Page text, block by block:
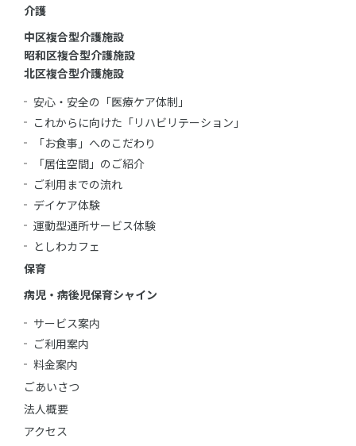
介護
中区複合型介護施設
昭和区複合型介護施設
北区複合型介護施設
安心・安全の「医療ケア体制」
これからに向けた「リハビリテーション」
「お食事」へのこだわり
「居住空間」のご紹介
ご利用までの流れ
デイケア体験
運動型通所サービス体験
としわカフェ
保育
病児・病後児保育シャイン
サービス案内
ご利用案内
料金案内
ごあいさつ
法人概要
アクセス